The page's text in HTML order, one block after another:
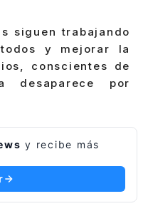
siguen trabajando
y mejorar la
conscientes de
desaparece por
y recibe más